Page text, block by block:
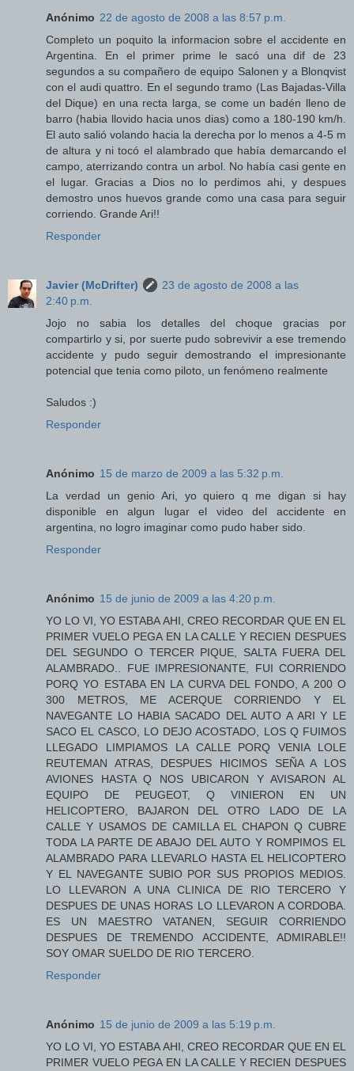
Anónimo 22 de agosto de 2008 a las 8:57 p.m.
Completo un poquito la informacion sobre el accidente en
Argentina. En el primer prime le sacó una dif de 23
segundos a su compañero de equipo Salonen y a Blonqvist
con el audi quattro. En el segundo tramo (Las Bajadas-Villa
del Dique) en una recta larga, se come un badén lleno de
barro (habia llovido hacia unos dias) como a 180-190 km/h.
El auto salió volando hacia la derecha por lo menos a 4-5 m
de altura y ni tocó el alambrado que había demarcando el
campo, aterrizando contra un arbol. No había casi gente en
el lugar. Gracias a Dios no lo perdimos ahi, y despues
demostro unos huevos grande como una casa para seguir
corriendo. Grande Ari!!
Responder
Javier (McDrifter)
23 de agosto de 2008 a las
2:40 p.m.
Jojo no sabia los detalles del choque gracias por
compartirlo y si, por suerte pudo sobrevivir a ese tremendo
accidente y pudo seguir demostrando el impresionante
potencial que tenia como piloto, un fenómeno realmente
Saludos :)
Responder
Anónimo 15 de marzo de 2009 a las 5:32 p.m.
La verdad un genio Ari, yo quiero q me digan si hay
disponible en algun lugar el video del accidente en
argentina, no logro imaginar como pudo haber sido.
Responder
Anónimo 15 de junio de 2009 a las 4:20 p.m.
YO LO VI, YO ESTABA AHI, CREO RECORDAR QUE EN EL
PRIMER VUELO PEGA EN LA CALLE Y RECIEN DESPUES
DEL SEGUNDO O TERCER PIQUE, SALTA FUERA DEL
ALAMBRADO.. FUE IMPRESIONANTE, FUI CORRIENDO
PORQ YO ESTABA EN LA CURVA DEL FONDO, A 200 O
300 METROS, ME ACERQUE CORRIENDO Y EL
NAVEGANTE LO HABIA SACADO DEL AUTO A ARI Y LE
SACO EL CASCO, LO DEJO ACOSTADO, LOS Q FUIMOS
LLEGADO LIMPIAMOS LA CALLE PORQ VENIA LOLE
REUTEMAN ATRAS, DESPUES HICIMOS SEÑA A LOS
AVIONES HASTA Q NOS UBICARON Y AVISARON AL
EQUIPO DE PEUGEOT, Q VINIERON EN UN
HELICOPTERO, BAJARON DEL OTRO LADO DE LA
CALLE Y USAMOS DE CAMILLA EL CHAPON Q CUBRE
TODA LA PARTE DE ABAJO DEL AUTO Y ROMPIMOS EL
ALAMBRADO PARA LLEVARLO HASTA EL HELICOPTERO
Y EL NAVEGANTE SUBIO POR SUS PROPIOS MEDIOS.
LO LLEVARON A UNA CLINICA DE RIO TERCERO Y
DESPUES DE UNAS HORAS LO LLEVARON A CORDOBA.
ES UN MAESTRO VATANEN, SEGUIR CORRIENDO
DESPUES DE TREMENDO ACCIDENTE, ADMIRABLE!!
SOY OMAR SUELDO DE RIO TERCERO.
Responder
Anónimo 15 de junio de 2009 a las 5:19 p.m.
YO LO VI, YO ESTABA AHI, CREO RECORDAR QUE EN EL
PRIMER VUELO PEGA EN LA CALLE Y RECIEN DESPUES